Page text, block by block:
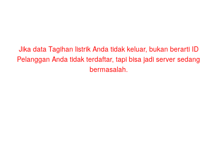
Jika data Tagihan listrik Anda tidak keluar, bukan berarti ID
Pelanggan Anda tidak terdaftar, tapi bisa jadi server sedang
bermasalah.